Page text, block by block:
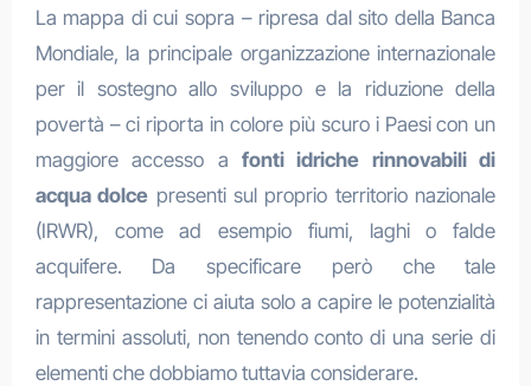
La mappa di cui sopra – ripresa dal sito della Banca
Mondiale, la principale organizzazione internazionale
per il sostegno allo sviluppo e la riduzione della
povertà – ci riporta in colore più scuro i Paesi con un
maggiore accesso a fonti idriche rinnovabili di
acqua dolce presenti sul proprio territorio nazionale
(IRWR), come ad esempio fiumi, laghi o falde
acquifere. Da specificare però che tale
rappresentazione ci aiuta solo a capire le potenzialità
in termini assoluti, non tenendo conto di una serie di
elementi che dobbiamo tuttavia considerare.